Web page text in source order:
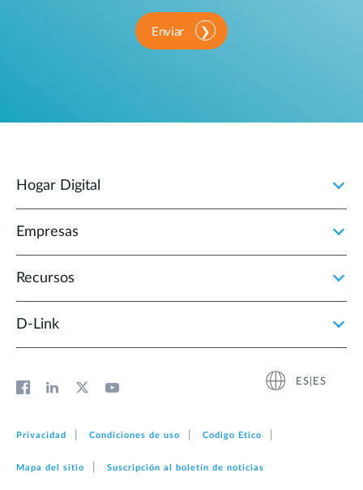
Enviar
Hogar Digital
Empresas
Recursos
D‑Link
ES|ES
Privacidad Condiciones de uso Codigo Etico
Mapa del sitio Suscripción al boletín de noticias